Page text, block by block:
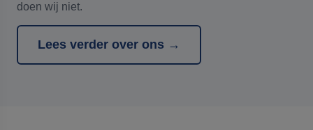
doen wij niet.
Lees verder over ons →